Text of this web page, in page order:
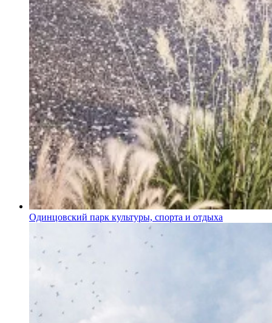
Одинцовский парк культуры, спорта и отдыха